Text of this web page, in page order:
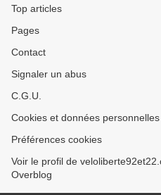
Top articles
Pages
Contact
Signaler un abus
C.G.U.
Cookies et données personnelles
Préférences cookies
Voir le profil de
Overblog